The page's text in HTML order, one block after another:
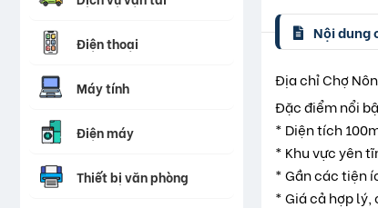
Điện thoại
Máy tính
Điện máy
Thiết bị văn phòng
Nội dung
Địa chỉ Chợ
Đặc điểm nổi
* Diện tích
* Khu vực yên
* Gần các tiện
* Giá cả hợp